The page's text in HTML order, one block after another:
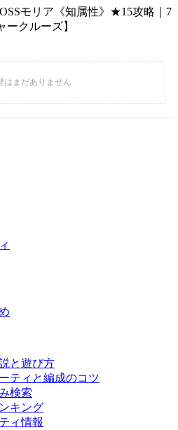
モリア《知属性》★15攻略｜7
ークルーズ】
と遊び方
ティと編成のコツ
検索
キング
ィ情報